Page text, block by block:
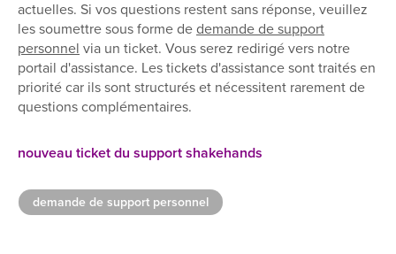
actuelles. Si vos questions restent sans réponse, veuillez
les soumettre sous forme de demande de support
personnel via un ticket. Vous serez redirigé vers notre
portail d'assistance. Les tickets d'assistance sont traités en
priorité car ils sont structurés et nécessitent rarement de
questions complémentaires.
nouveau ticket du support shakehands
demande de support personnel